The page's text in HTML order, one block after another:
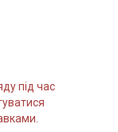
під час